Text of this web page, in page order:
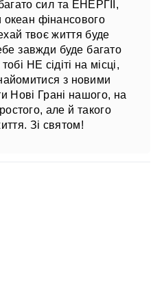
сил та ЕНЕРГІЇ,
океан фінансового
твоє життя буде
завжди буде багато
НЕ сідіті на місці,
з новими
Нові Грані нашого, на
але й такого
Зі святом!